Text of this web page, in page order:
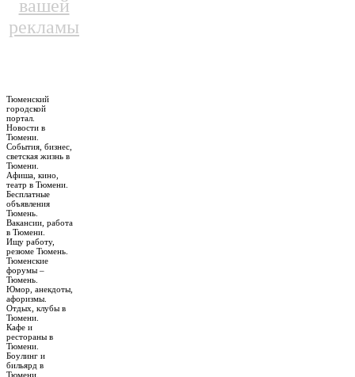
вашей
рекламы
Тюменский
городской
портал.
Новости в
Тюмени.
События, бизнес,
светская жизнь в
Тюмени.
Афиша, кино,
театр в Тюмени.
Бесплатные
объявления
Тюмень.
Вакансии, работа
в Тюмени.
Ищу работу,
резюме Тюмень.
Тюменские
форумы –
Тюмень.
Юмор, анекдоты,
афоризмы.
Отдых, клубы в
Тюмени.
Кафе и
рестораны в
Тюмени.
Боулинг и
бильярд в
Тюмени.